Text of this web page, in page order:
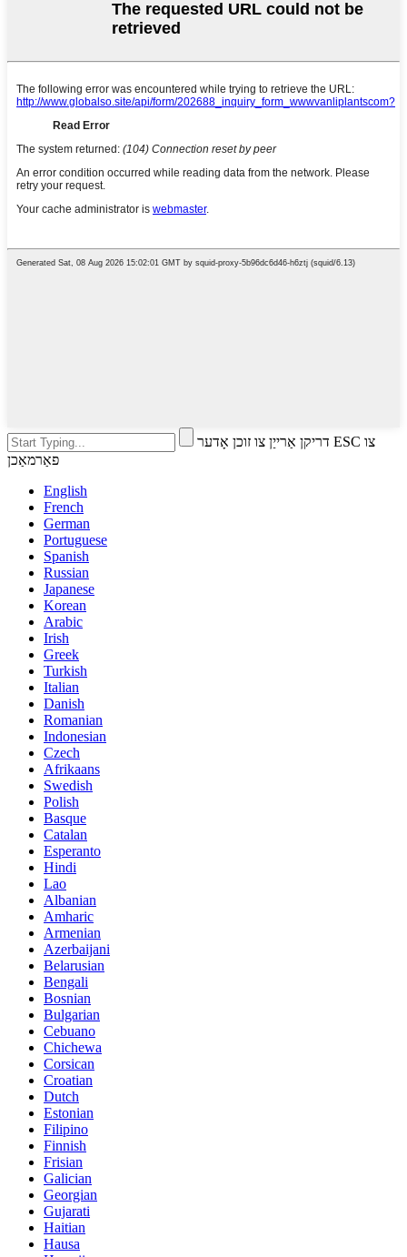
דריקן אַרייַן צו זוכן אָדער ESC צו
פאַרמאַכן
English
French
German
Portuguese
Spanish
Russian
Japanese
Korean
Arabic
Irish
Greek
Turkish
Italian
Danish
Romanian
Indonesian
Czech
Afrikaans
Swedish
Polish
Basque
Catalan
Esperanto
Hindi
Lao
Albanian
Amharic
Armenian
Azerbaijani
Belarusian
Bengali
Bosnian
Bulgarian
Cebuano
Chichewa
Corsican
Croatian
Dutch
Estonian
Filipino
Finnish
Frisian
Galician
Georgian
Gujarati
Haitian
Hausa